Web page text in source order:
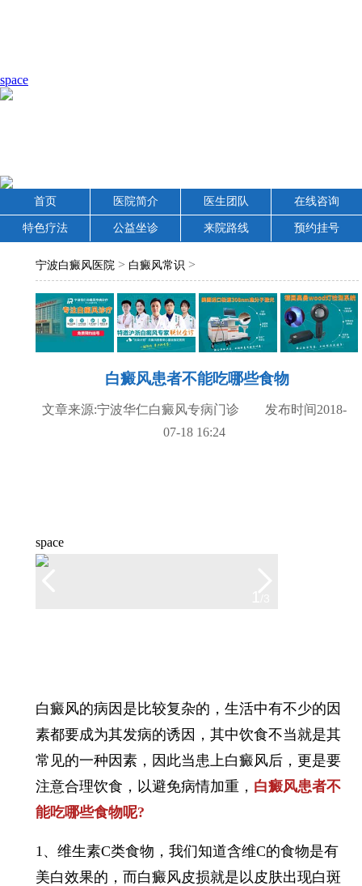
space
首页 医院简介 医生团队 在线咨询
特色疗法 公益坐诊 来院路线 预约挂号
宁波白癜风医院 > 白癜风常识 >
白癜风患者不能吃哪些食物
文章来源:宁波华仁白癜风专病门诊 发布时间2018-
07-18 16:24
space
白癜风的病因是比较复杂的，生活中有不少的因
素都要成为其发病的诱因，其中饮食不当就是其
常见的一种因素，因此当患上白癜风后，更是要
注意合理饮食，以避免病情加重， 白癜风患者不
能吃哪些食物呢?
1、维生素C类食物，我们知道含维C的食物是有
美白效果的，而白癜风皮损就是以皮肤出现白斑